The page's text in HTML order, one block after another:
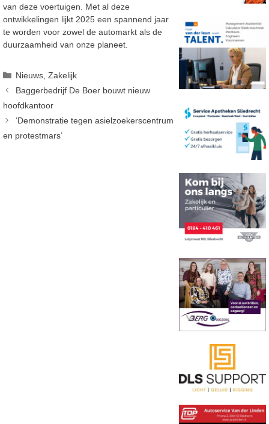
van deze voertuigen. Met al deze
ontwikkelingen lijkt 2025 een spannend jaar
te worden voor zowel de automarkt als de
duurzaamheid van onze planeet.
Categorieën
Nieuws,Zakelijk
Baggerbedrijf De Boer bouwt nieuw
hoofdkantoor
‘Demonstratie tegen asielzoekerscentrum
en protestmars’